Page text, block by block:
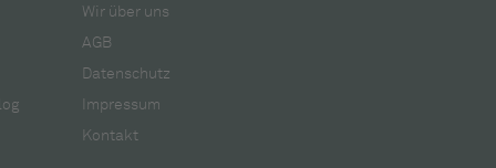
Wir über uns
AGB
Datenschutz
Impressum
Kontakt